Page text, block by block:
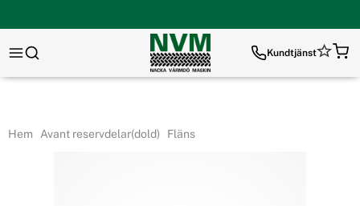
Kundtjänst
Hem Avant reservdelar(dold) Fläns